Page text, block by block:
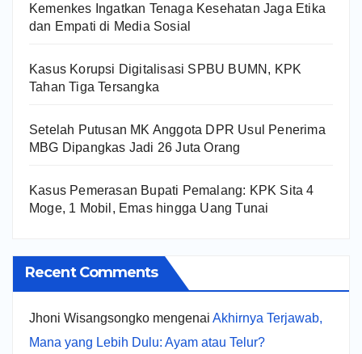
Kemenkes Ingatkan Tenaga Kesehatan Jaga Etika
dan Empati di Media Sosial
Kasus Korupsi Digitalisasi SPBU BUMN, KPK
Tahan Tiga Tersangka
Setelah Putusan MK Anggota DPR Usul Penerima
MBG Dipangkas Jadi 26 Juta Orang
Kasus Pemerasan Bupati Pemalang: KPK Sita 4
Moge, 1 Mobil, Emas hingga Uang Tunai
Recent Comments
Jhoni Wisangsongko mengenai Akhirnya Terjawab,
Mana yang Lebih Dulu: Ayam atau Telur?